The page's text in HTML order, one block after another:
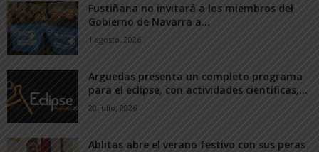
Fustiñana no invitará a los miembros del
Gobierno de Navarra a...
1 agosto, 2026
Arguedas presenta un completo programa
para el eclipse, con actividades científicas,...
20 julio, 2026
Ablitas abre el verano festivo con sus peras